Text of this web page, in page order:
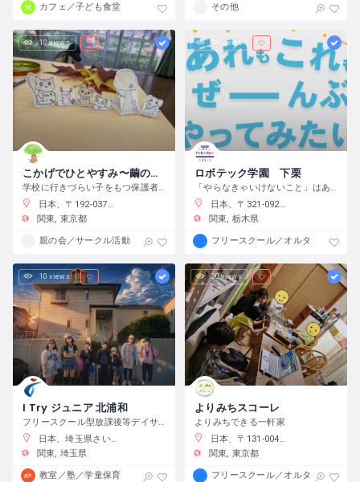
カフェ／子ども食堂 その他
10 views
こかげでひとやすみ〜繭の会〜
学校に行きづらい子をもつ保護者の会です
日本、〒192-0375 東京都八王子市鑓水２丁目２０１３−２
関東
東京都
親の会／サークル活動
19 views
ロボテック学園 下栗
「やらなきゃいけないこと」はありません。宿題をやるのもよし、自分で目標をたてて取り組むのもよし、なんでもチャレンジできる環境です。
日本、〒321-0923 栃木県宇都宮市下栗町２２９２−８ 2 階
関東
栃木県
フリースクール／オルタナティブス
10 views
I Try ジュニア 北浦和
フリースクール型放課後等デイサービス
日本、埼玉県さいたま市浦和区元町２−３４−１０
関東
埼玉県
教室／塾／学童保育
20 views
よりみちスコーレ
よりみちできる一軒家
日本、〒131-0045 東京都墨田区押上２丁目２８−３
関東
東京都
フリースクール／オルタナティブス